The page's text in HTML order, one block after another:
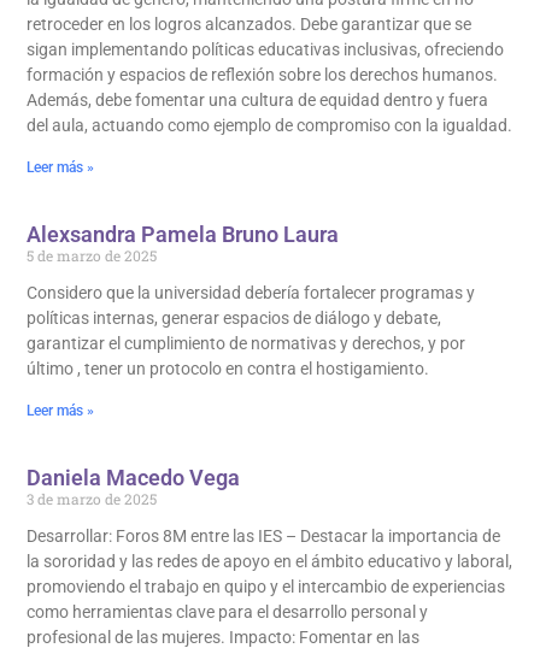
retroceder en los logros alcanzados. Debe garantizar que se
sigan implementando políticas educativas inclusivas, ofreciendo
formación y espacios de reflexión sobre los derechos humanos.
Además, debe fomentar una cultura de equidad dentro y fuera
del aula, actuando como ejemplo de compromiso con la igualdad.
Leer más »
Alexsandra Pamela Bruno Laura
5 de marzo de 2025
Considero que la universidad debería fortalecer programas y
políticas internas, generar espacios de diálogo y debate,
garantizar el cumplimiento de normativas y derechos, y por
último , tener un protocolo en contra el hostigamiento.
Leer más »
Daniela Macedo Vega
3 de marzo de 2025
Desarrollar: Foros 8M entre las IES – Destacar la importancia de
la sororidad y las redes de apoyo en el ámbito educativo y laboral,
promoviendo el trabajo en quipo y el intercambio de experiencias
como herramientas clave para el desarrollo personal y
profesional de las mujeres. Impacto: Fomentar en las